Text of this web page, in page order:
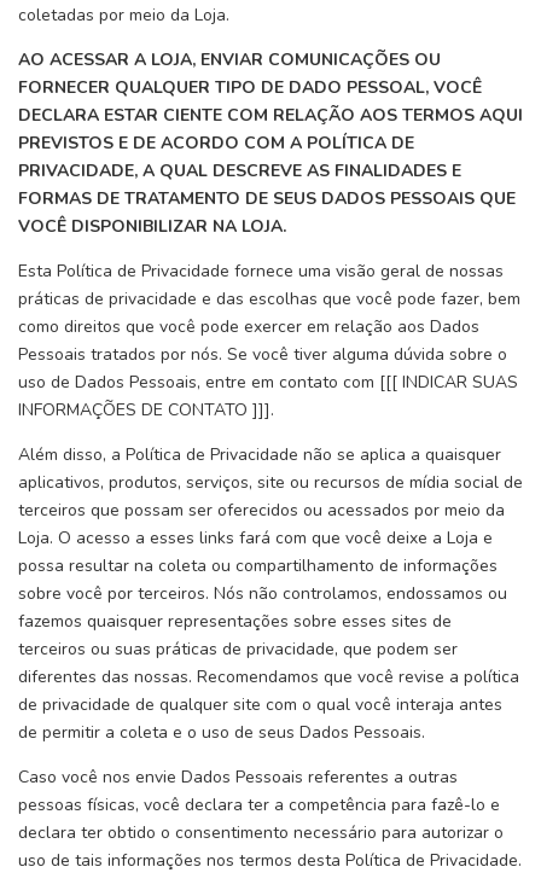
coletadas por meio da Loja.
AO ACESSAR A LOJA, ENVIAR COMUNICAÇÕES OU
FORNECER QUALQUER TIPO DE DADO PESSOAL, VOCÊ
DECLARA ESTAR CIENTE COM RELAÇÃO AOS TERMOS AQUI
PREVISTOS E DE ACORDO COM A POLÍTICA DE
PRIVACIDADE, A QUAL DESCREVE AS FINALIDADES E
FORMAS DE TRATAMENTO DE SEUS DADOS PESSOAIS QUE
VOCÊ DISPONIBILIZAR NA LOJA.
Esta Política de Privacidade fornece uma visão geral de nossas
práticas de privacidade e das escolhas que você pode fazer, bem
como direitos que você pode exercer em relação aos Dados
Pessoais tratados por nós. Se você tiver alguma dúvida sobre o
uso de Dados Pessoais, entre em contato com [[[ INDICAR SUAS
INFORMAÇÕES DE CONTATO ]]].
Além disso, a Política de Privacidade não se aplica a quaisquer
aplicativos, produtos, serviços, site ou recursos de mídia social de
terceiros que possam ser oferecidos ou acessados por meio da
Loja. O acesso a esses links fará com que você deixe a Loja e
possa resultar na coleta ou compartilhamento de informações
sobre você por terceiros. Nós não controlamos, endossamos ou
fazemos quaisquer representações sobre esses sites de
terceiros ou suas práticas de privacidade, que podem ser
diferentes das nossas. Recomendamos que você revise a política
de privacidade de qualquer site com o qual você interaja antes
de permitir a coleta e o uso de seus Dados Pessoais.
Caso você nos envie Dados Pessoais referentes a outras
pessoas físicas, você declara ter a competência para fazê-lo e
declara ter obtido o consentimento necessário para autorizar o
uso de tais informações nos termos desta Política de Privacidade.